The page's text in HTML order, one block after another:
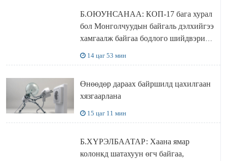
Б.ОЮУНСАНАА: КОП-17 бага хурал
бол Монголчуудын байгаль дэлхийгээ
хамгаалж байгаа бодлого шийдвэрийг
14 цаг 53 мин
Өнөөдөр дараах байршилд цахилгаан
хязгаарлана
15 цаг 11 мин
Б.ХҮРЭЛБААТАР: Хаана ямар
колонкд шатахуун өгч байгаа,